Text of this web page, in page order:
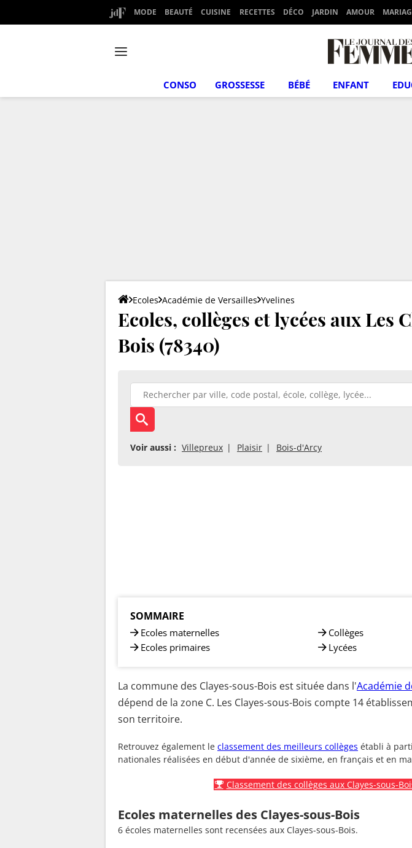
MODE BEAUTÉ CUISINE RECETTES DÉCO JARDIN AMOUR
CONSO GROSSESSE BÉBÉ ENFANT
Ecoles Académie de Versailles Yvelines
Ecoles, collèges et lycées aux Les
Bois (78340)
Voir aussi : Villepreux Plaisir Bois-d'Arcy
SOMMAIRE
Ecoles maternelles
Ecoles primaires
Collèges
Lycées
La commune des Clayes-sous-Bois est située dans l'Académie
dépend de la zone C. Les Clayes-sous-Bois compte 14
son territoire.
Retrouvez également le classement des meilleurs collèges établi à
nationales réalisées en début d'année de sixième, en français et en
Classement des collèges aux Clayes-sous-
Ecoles maternelles des Clayes-sous-Bois
6 écoles maternelles sont recensées aux Clayes-sous-Bois.